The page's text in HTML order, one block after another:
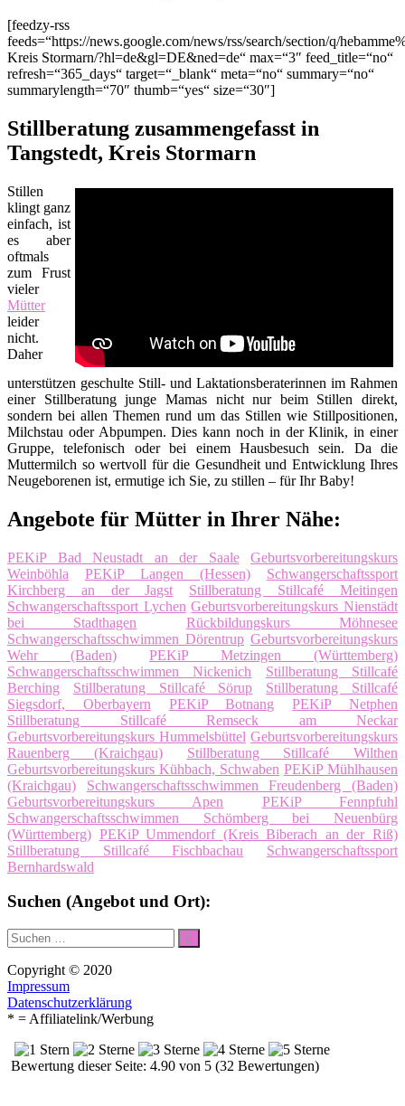
[feedzy-rss
feeds=“https://news.google.com/news/rss/search/section/q/
Kreis Stormarn/?hl=de&gl=DE&ned=de“ max=“3″ feed_title=“no“
refresh=“365_days“ target=“_blank“ meta=“no“ summary=“no“
summarylength=“70″ thumb=“yes“ size=“30″]
Stillberatung zusammengefasst in
Tangstedt, Kreis Stormarn
Stillen
klingt ganz
einfach, ist
es aber
oftmals
zum Frust
vieler
Mütter
leider
nicht.
Daher
unterstützen geschulte Still- und Laktationsberaterinnen im Rahmen
einer Stillberatung junge Mamas nicht nur beim Stillen direkt,
sondern bei allen Themen rund um das Stillen wie Stillpositionen,
Milchstau oder Abpumpen. Dies kann noch in der Klinik, in einer
Gruppe, telefonisch oder bei einem Hausbesuch sein. Da die
Muttermilch so wertvoll für die Gesundheit und Entwicklung Ihres
Neugeborenen ist, ermutige ich Sie, zu stillen – für Ihr Baby!
Angebote für Mütter in Ihrer Nähe:
PEKiP Bad Neustadt an der Saale
Geburtsvorbereitungskurs
Weinböhla
PEKiP Langen (Hessen)
Schwangerschaftssport
Kirchberg an der Jagst
Stillberatung Stillcafé Meitingen
Schwangerschaftssport Lychen Geburtsvorbereitungskurs Nienstädt
bei Stadthagen
Rückbildungskurs Möhnesee
Schwangerschaftsschwimmen Dörentrup Geburtsvorbereitungskurs
Wehr (Baden)
PEKiP Metzingen (Württemberg)
Schwangerschaftsschwimmen Nickenich
Stillberatung Stillcafé
Berching
Stillberatung Stillcafé Sörup
Stillberatung Stillcafé
Siegsdorf, Oberbayern
PEKiP Botnang
PEKiP Netphen
Stillberatung Stillcafé Remseck am Neckar
Geburtsvorbereitungskurs Hummelsbüttel Geburtsvorbereitungskurs
Rauenberg (Kraichgau)
Stillberatung Stillcafé Wilthen
Geburtsvorbereitungskurs Kühbach, Schwaben PEKiP Mühlhausen
(Kraichgau)
Schwangerschaftsschwimmen Freudenberg (Baden)
Geburtsvorbereitungskurs Apen
PEKiP Fennpfuhl
Schwangerschaftsschwimmen Schömberg bei Neuenbürg
(Württemberg) PEKiP Ummendorf (Kreis Biberach an der Riß)
Stillberatung Stillcafé Fischbachau
Schwangerschaftssport
Bernhardswald
Suchen (Angebot und Ort):
Suche
nach:
Suchen
Copyright © 2020
Impressum
Datenschutzerklärung
* = Affiliatelink/Werbung
Bewertung dieser Seite: 4.90 von 5 (32 Bewertungen)